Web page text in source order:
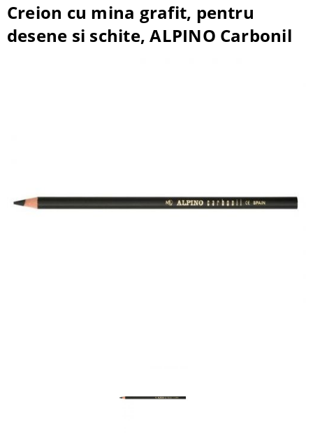
Creion cu mina grafit, pentru
desene si schite, ALPINO Carbonil